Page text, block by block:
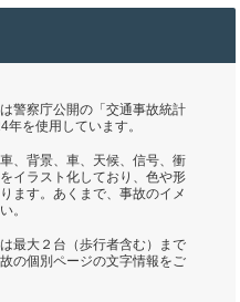
警察庁公開の「交通事故統計
を使用しています。
、背景、車、天候、信号、衝
イラスト化しており、色や形
ます。あくまで、事故のイメ
。
最大２台（歩行者含む）まで
の個別ページの文字情報をご